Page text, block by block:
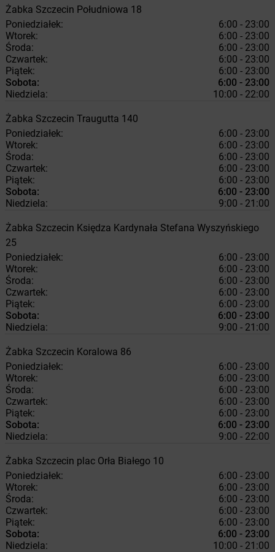
Żabka Szczecin Południowa 18
Poniedziałek:
6:00 - 23:00
Wtorek:
6:00 - 23:00
Środa:
6:00 - 23:00
Czwartek:
6:00 - 23:00
Piątek:
6:00 - 23:00
Sobota:
6:00 - 23:00
Niedziela:
10:00 - 22:00
Żabka Szczecin Traugutta 140
Poniedziałek:
6:00 - 23:00
Wtorek:
6:00 - 23:00
Środa:
6:00 - 23:00
Czwartek:
6:00 - 23:00
Piątek:
6:00 - 23:00
Sobota:
6:00 - 23:00
Niedziela:
9:00 - 21:00
Żabka Szczecin Księdza Kardynała Stefana Wyszyńskiego
25
Poniedziałek:
6:00 - 23:00
Wtorek:
6:00 - 23:00
Środa:
6:00 - 23:00
Czwartek:
6:00 - 23:00
Piątek:
6:00 - 23:00
Sobota:
6:00 - 23:00
Niedziela:
9:00 - 21:00
Żabka Szczecin Koralowa 86
Poniedziałek:
6:00 - 23:00
Wtorek:
6:00 - 23:00
Środa:
6:00 - 23:00
Czwartek:
6:00 - 23:00
Piątek:
6:00 - 23:00
Sobota:
6:00 - 23:00
Niedziela:
9:00 - 22:00
Żabka Szczecin plac Orła Białego 10
Poniedziałek:
6:00 - 23:00
Wtorek:
6:00 - 23:00
Środa:
6:00 - 23:00
Czwartek:
6:00 - 23:00
Piątek:
6:00 - 23:00
Sobota:
6:00 - 23:00
Niedziela:
10:00 - 21:00